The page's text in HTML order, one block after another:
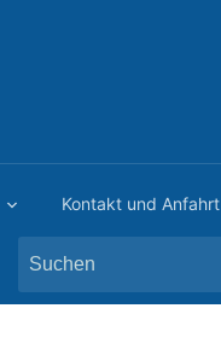
Kontakt und Anfahrt
Search
for: